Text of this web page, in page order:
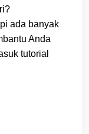
ada banyak
Anda
tutorial